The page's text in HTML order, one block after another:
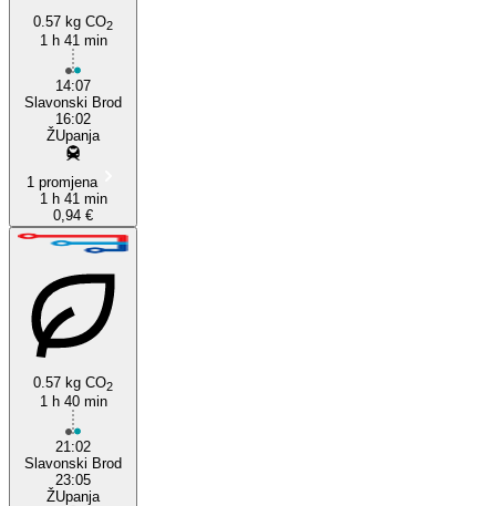
0.57 kg CO2
1 h 41 min
14:07
Slavonski Brod
16:02
ŽUpanja
1 promjena
1 h 41 min
0,94 €
0.57 kg CO2
1 h 40 min
21:02
Slavonski Brod
23:05
ŽUpanja